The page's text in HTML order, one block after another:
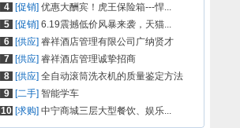
4
[促销] 优惠大酬宾！虎王保险箱---悍...
5
[促销] 6.19震撼低价风暴来袭，天猫...
6
[供应] 睿祥酒店管理有限公司广纳贤才
7
[供应] 睿祥酒店管理诚挚招商
8
[供应] 全自动滚筒洗衣机的质量鉴定方法
9
[二手] 智能学车
10 [求购] 中宁商城三层大型餐饮、娱乐...